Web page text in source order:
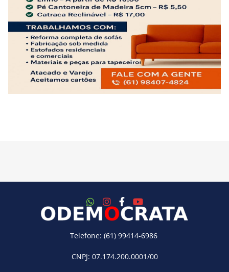
Telefone: (61) 99414-6986
CNPJ: 07.174.200.0001/00